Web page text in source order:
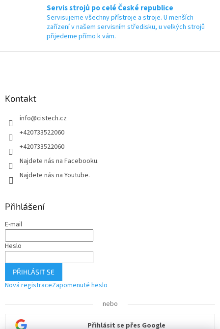
Servis strojů po celé České republice
Servisujeme všechny přístroje a stroje. U menších
zařízení v našem servisním středisku, u velkých strojů
přijedeme přímo k vám.
Kontakt
info@cistech.cz
+420733522060
+420733522060
Najdete nás na Facebooku.
Najdete nás na Youtube.
Přihlášení
E-mail
Heslo
PŘIHLÁSIT SE
Nová registraceZapomenuté heslo
nebo
Přihlásit se přes Google